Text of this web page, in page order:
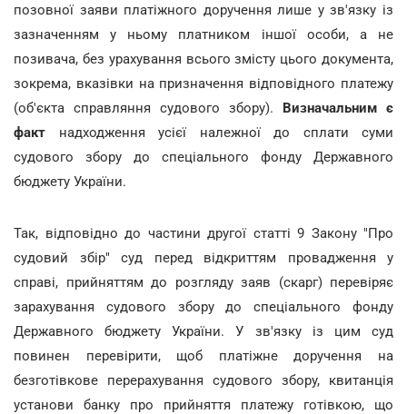
позовної заяви платіжного доручення лише у зв'язку із
зазначенням у ньому платником іншої особи, а не
позивача, без урахування всього змісту цього документа,
зокрема, вказівки на призначення відповідного платежу
(об'єкта справляння судового збору). Визначальним є
факт надходження усієї належної до сплати суми
судового збору до спеціального фонду Державного
бюджету України.
Так, відповідно до частини другої статті 9 Закону "Про
судовий збір" суд перед відкриттям провадження у
справі, прийняттям до розгляду заяв (скарг) перевіряє
зарахування судового збору до спеціального фонду
Державного бюджету України. У зв'язку із цим суд
повинен перевірити, щоб платіжне доручення на
безготівкове перерахування судового збору, квитанція
установи банку про прийняття платежу готівкою, що